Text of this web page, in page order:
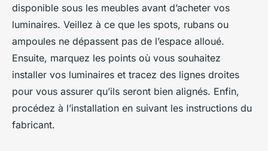
disponible sous les meubles avant d’acheter vos
luminaires. Veillez à ce que les spots, rubans ou
ampoules ne dépassent pas de l’espace alloué.
Ensuite, marquez les points où vous souhaitez
installer vos luminaires et tracez des lignes droites
pour vous assurer qu’ils seront bien alignés. Enfin,
procédez à l’installation en suivant les instructions du
fabricant.